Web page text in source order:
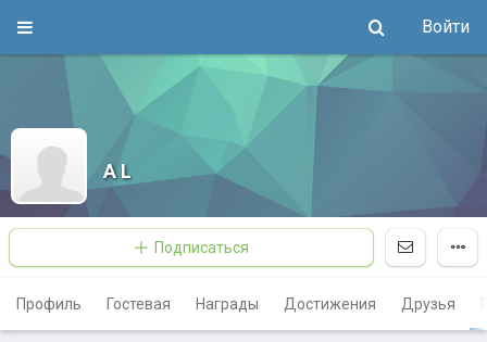
Войти
A L
Подписаться
Профиль Гостевая Награды Достижения Друзья